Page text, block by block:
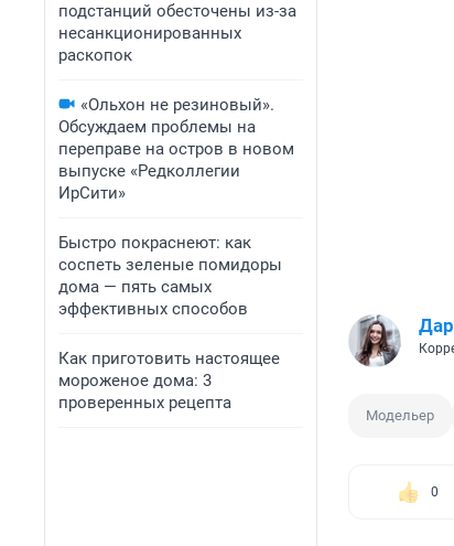
подстанций обесточены из-за
несанкционированных
раскопок
«Ольхон не резиновый».
Обсуждаем проблемы на
переправе на остров в новом
выпуске «Редколлегии
ИрСити»
Быстро покраснеют: как
соспеть зеленые помидоры
дома — пять самых
эффективных способов
Как приготовить настоящее
мороженое дома: 3
проверенных рецепта
Модельер
0